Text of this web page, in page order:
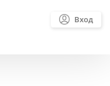
Вход